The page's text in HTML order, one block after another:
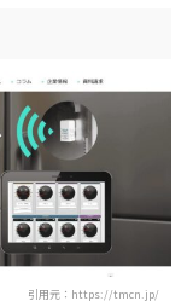
引用元：https://tmcn.jp/